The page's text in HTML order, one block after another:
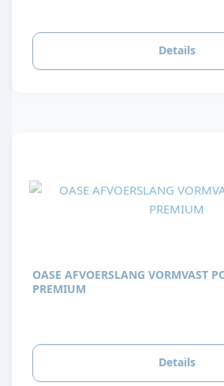
Details
OASE AFVOERSLANG VORMVAST
PREMIUM
Details